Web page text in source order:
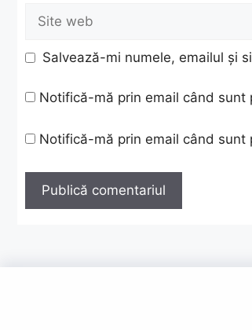
Site
web
Salvează-mi numele, emailul și
Notifică-mă prin email când sunt
Notifică-mă prin email când sunt